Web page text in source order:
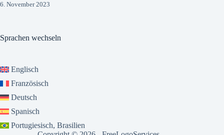
6. November 2023
Sprachen wechseln
Englisch
Französisch
Deutsch
Spanisch
Portugiesisch, Brasilien